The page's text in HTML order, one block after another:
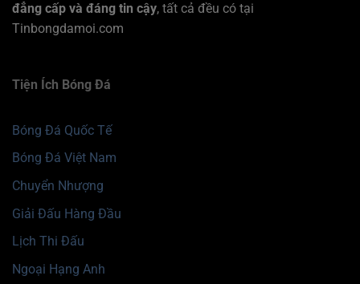
đẳng cấp và đáng tin cậy, tất cả đều có tại
Tinbongdamoi.com
Tiện Ích Bóng Đá
Bóng Đá Quốc Tế
Bóng Đá Việt Nam
Chuyển Nhượng
Giải Đấu Hàng Đầu
Lịch Thi Đấu
Ngoại Hạng Anh